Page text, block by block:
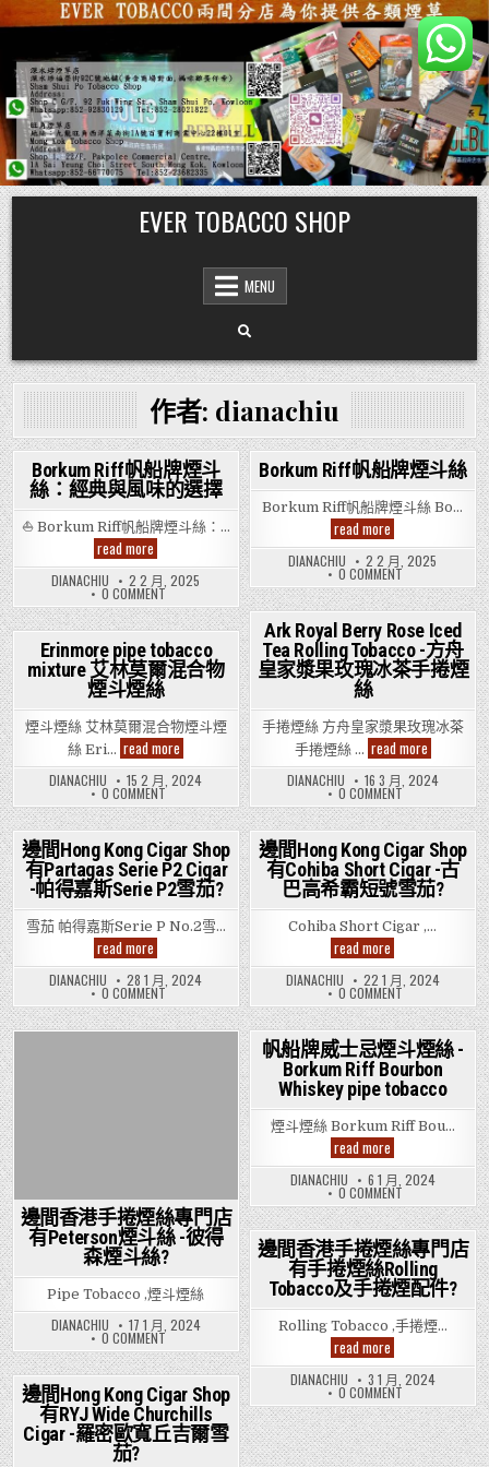
Skip
to
content
EVER TOBACCO SHOP
MENU
作者: dianachiu
Posted
in
Borkum Riff帆船牌煙斗
絲：經典與風味的選擇
⛵ Borkum Riff帆船牌煙斗絲：…
read more
Riff
帆
船
牌
煙
斗
絲：
經
典
與
風
味
的
選
擇
DIANACHIU 2 2 月, 2025
0 COMMENTON
BORKUM
RIFF
帆
船
牌
煙
斗
經
典
與
風
味
的
選
Posted
in
Borkum Riff帆船牌煙斗絲
Borkum Riff帆船牌煙斗絲 Bo…
read more
Riff
帆
船
牌
煙
斗
絲
DIANACHIU 2 2 月, 2025
0 COMMENTON
BORKUM
RIFF
帆
船
牌
煙
斗
絲
Posted
in
Ark Royal Berry Rose Iced
Tea Rolling Tobacco -方舟
皇家漿果玫瑰冰茶手捲煙
絲
手捲煙絲 方舟皇家漿果玫瑰冰茶
手捲煙絲 … read moreArk
Royal
Berry
Rose
Iced
Tea
Rolling
Tobacco
-
方
舟
皇
家
漿
瑰
冰
茶
手
捲
煙
絲
DIANACHIU 16 3 月, 2024
0 COMMENTON
ARK
ROYAL
BERRY
ROSE
ICED
TEA
ROLLING
TOBACCO
-
方
舟
家
漿
果
瑰
冰
茶
手
捲
煙
絲
Posted
Erinmore pipe tobacco
mixture 艾林莫爾混合物
煙斗煙絲
煙斗煙絲 艾林莫爾混合物煙斗煙
絲 Eri… read more
pipe
tobacco
mixture
艾
林
莫
爾
混
合
物
煙
斗
煙
DIANACHIU 15 2 月, 2024
0 COMMENTON
ERINMORE
PIPE
TOBACCO
MIXTURE
艾
林
莫
爾
混
合
物
斗
煙
絲
Posted
in
邊間Hong Kong Cigar Shop
有Partagas Serie P2 Cigar
-帕得嘉斯Serie P2雪茄?
雪茄 帕得嘉斯Serie P No.2雪…
read more
間
Hong
Kong
Cigar
Shop
有
雪
茄?
DIANACHIU 28 1 月, 2024
0 COMMENTON
邊
間
HONG
斯
SERIE
P2
雪
茄?
Posted
in
邊間Hong Kong Cigar Shop
有Cohiba Short Cigar -古
巴高希霸短號雪茄?
Cohiba Short Cigar ,…
read more
間
Hong
Kong
Cigar
Shop
有
Cohiba
Short
Cigar
-
古
巴
高
霸
短
號
雪
茄?
DIANACHIU 22 1 月, 2024
0 COMMENTON
邊
間
HONG
KONG
CIGAR
SHOP
有
COHIBA
SHORT
CIGAR
-
巴
高
希
短
號
雪
茄?
邊間香港手捲煙絲專門店
有Peterson煙斗絲 -彼得
森煙斗絲?
Pipe Tobacco ,煙斗煙絲
DIANACHIU 17 1 月, 2024
0 COMMENTON
邊
間
香
港
手
捲
煙
絲
Posted
in
帆船牌威士忌煙斗煙絲 -
Borkum Riff Bourbon
Whiskey pipe tobacco
煙斗煙絲 Borkum Riff Bou…
read more
船
牌
威
士
忌
煙
斗
煙
絲
-
Borkum
Riff
Bourbon
pipe
tobacco
DIANACHIU 6 1 月, 2024
0 COMMENTON
帆
船
牌
威
士
忌
煙
斗
煙
絲
-
RIFF
BOURBON
WHISKEY
TOBACCO
Posted
in
邊間香港手捲煙絲專門店
有手捲煙絲Rolling
Tobacco及手捲煙配件?
Rolling Tobacco ,手捲煙…
read more
間
香
港
手
捲
煙
絲
專
DIANACHIU 3 1 月, 2024
0 COMMENTON
邊
間
香
港
手
Posted
in
邊間Hong Kong Cigar Shop
有RYJ Wide Churchills
Cigar -羅密歐寬丘吉爾雪
茄?